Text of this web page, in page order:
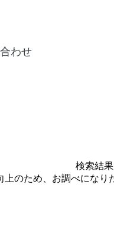
わせ
検索結
上のため、お調べになり